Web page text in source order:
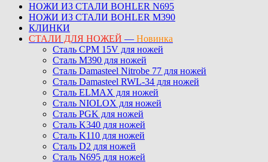
НОЖИ ИЗ СТАЛИ BOHLER N695
НОЖИ ИЗ СТАЛИ BOHLER M390
КЛИНКИ
СТАЛИ ДЛЯ НОЖЕЙ — Новинка
Сталь CPM 15V для ножей
Сталь M390 для ножей
Сталь Damasteel Nitrobe 77 для ножей
Сталь Damasteel RWL-34 для ножей
Сталь ELMAX для ножей
Сталь NIOLOX для ножей
Сталь PGK для ножей
Сталь K340 для ножей
Сталь K110 для ножей
Сталь D2 для ножей
Сталь N695 для ножей